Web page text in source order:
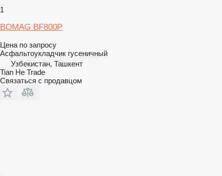
1
BOMAG BF800P
Цена по запросу
Асфальтоукладчик гусеничный
Узбекистан, Ташкент
Tian He Trade
Связаться с продавцом